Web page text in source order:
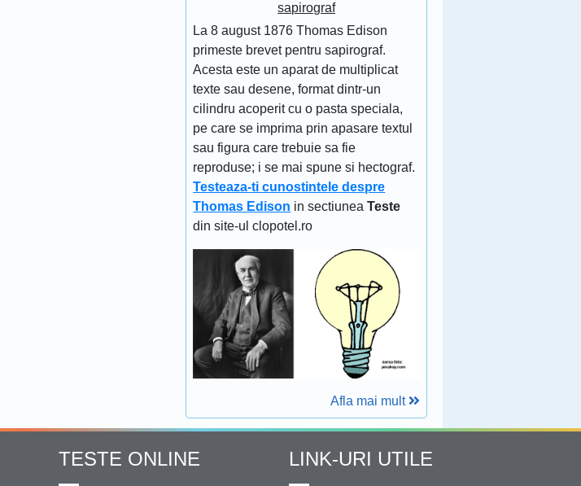
sapirograf
La 8 august 1876 Thomas Edison
primeste brevet pentru sapirograf.
Acesta este un aparat de multiplicat
texte sau desene, format dintr-un
cilindru acoperit cu o pasta speciala,
pe care se imprima prin apasare textul
sau figura care trebuie sa fie
reproduse; i se mai spune si hectograf.
Testeaza-ti cunostintele despre
Thomas Edison in sectiuneaTeste
din site-ul clopotel.ro
Afla mai mult
TESTE ONLINE LINK-URI UTILE